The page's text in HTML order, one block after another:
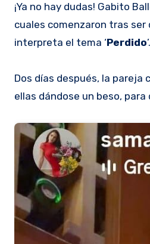
¡Ya no hay dudas! Gabito Ballesteros y Samadhi Zendejas hicieron oficial su relación luego de varios días de rumores, los
cuales comenzaron tras
interpreta el tema ‘Perdido’.
Dos días después, la
ellas dándose un beso,